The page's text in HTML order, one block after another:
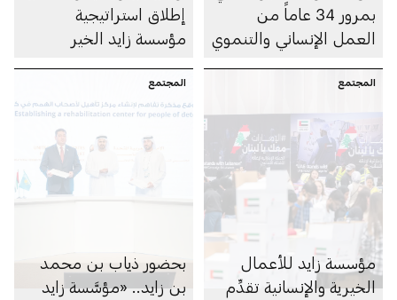
بمرور 34 عاماً من
العمل الإنساني والتنموي
إطلاق استراتيجية
مؤسسة زايد الخير
المجتمع
مؤسسة زايد للأعمال
الخيرية والإنسانية تقدِّم
المجتمع
بحضور ذياب بن محمد
بن زايد.. «مؤسَّسة زايد